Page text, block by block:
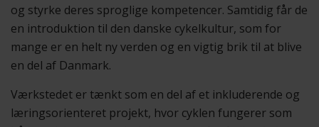
og styrke deres sproglige kompetencer. Samtidig får de
en introduktion til den danske cykelkultur, som for
mange er en helt ny verden og en vigtig brik til at blive
en del af Danmark.
Værkstedet er tænkt som en del af et inkluderende og
læringsorienteret projekt, hvor cyklen fungerer som